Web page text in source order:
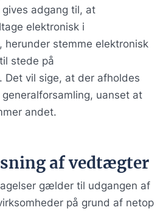
adgang til, at
elektronisk i
herunder stemme elektronisk
stede på
Det vil sige, at der afholdes
uanset at
andet.
af vedtægter
gælder til udgangen af
på grund af netop